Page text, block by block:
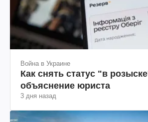
Война в Украине
Как снять статус "в
объяснение юриста
3 дня назад